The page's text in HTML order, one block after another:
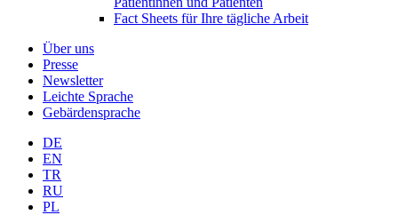
Fact Sheets für Ihre tägliche Arbeit
Über uns
Presse
Newsletter
Leichte Sprache
Gebärdensprache
DE
EN
TR
RU
PL